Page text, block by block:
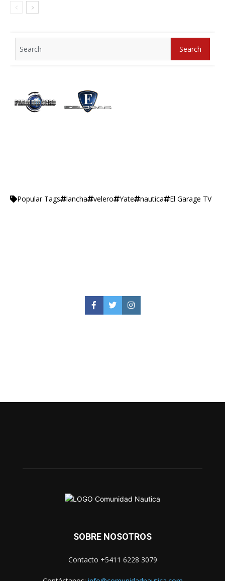
for:
Search
Popular Tags lancha velero Yate nautica El Garage TV
FacebookTwitterInstagram
SOBRE NOSOTROS
Contacto +5411 6228 3079